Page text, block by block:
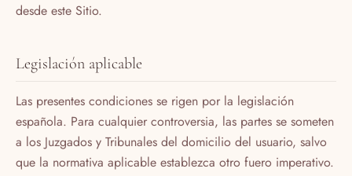
desde este Sitio.
Legislación aplicable
Las presentes condiciones se rigen por la legislación
española. Para cualquier controversia, las partes se someten
a los Juzgados y Tribunales del domicilio del usuario, salvo
que la normativa aplicable establezca otro fuero imperativo.